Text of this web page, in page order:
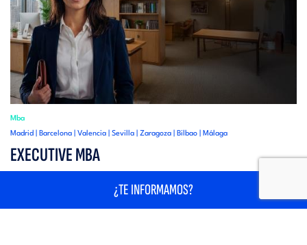
Mba
Madrid | Barcelona | Valencia | Sevilla | Zaragoza | Bilbao | Málaga
EXECUTIVE MBA
Confía en tu talento y desarrolla tu propósito con nuestro Executive
¿TE INFORMAMOS?